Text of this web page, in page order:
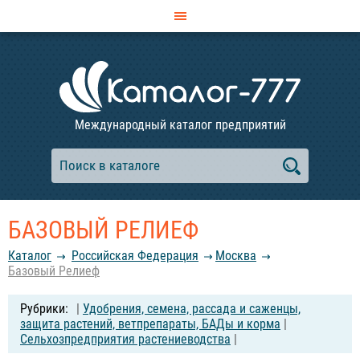
Международный каталог предприятий
БАЗОВЫЙ РЕЛИЕФ
Каталог Российcкая Федерация
Москва
Базовый Релиеф
| Удобрения, семена, рассада и саженцы,
защита растений, ветпрепараты, БАДы и корма |
Сельхозпредприятия растениеводства |